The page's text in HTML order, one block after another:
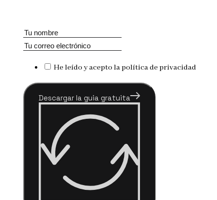
He leído y acepto la política de privacidad
Descargar la guia gratuita